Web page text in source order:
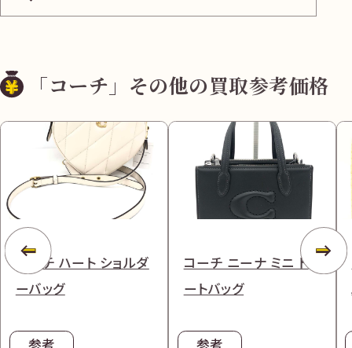
「コーチ」その他の買取参考価格
コーチ ハート ショルダ
ーバッグ
参考
コーチ ニーナ ミニ ト
ートバッグ
参考